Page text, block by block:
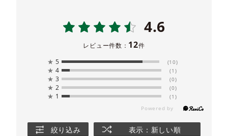
4.6
レビュー件数： 12件
★ 5 (10)
★ 4 (1)
★ 3 (0)
★ 2 (0)
★ 1 (1)
絞り込み 表示：新しい順